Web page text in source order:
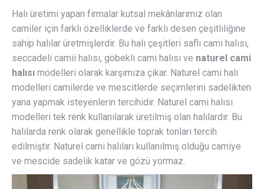
Halı üretimi yapan firmalar kutsal mekânlarımız olan
camiler için farklı özelliklerde ve farklı desen çeşitliliğine
sahip halılar üretmişlerdir. Bu halı çeşitleri saflı cami halısı,
seccadeli camii halısı, göbekli cami halısı ve naturel cami
halısı modelleri olarak karşımıza çıkar. Naturel cami halı
modelleri camilerde ve mescitlerde seçimlerini sadelikten
yana yapmak isteyenlerin tercihidir. Naturel cami halısı
modelleri tek renk kullanılarak üretilmiş olan halılardır. Bu
halılarda renk olarak genellikle toprak tonları tercih
edilmiştir. Naturel cami halıları kullanılmış olduğu camiye
ve mescide sadelik katar ve gözü yormaz.